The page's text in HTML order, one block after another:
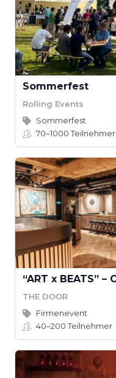
Sommerfest
Rolling Events
Sommerfest
70–1000Teilnehmer
THE DOOR
Firmenevent
40–200Teilnehmer